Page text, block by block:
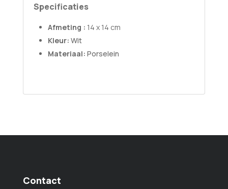
Specificaties
Afmeting : 14 x 14 cm
Kleur: Wit
Materiaal: Porselein
Contact